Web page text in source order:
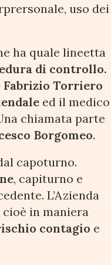
uso dei
ha quale lineetta
di controllo.
Fabrizio Torriero
ed il medico
chiamata parte
Borgomeo.
capoturno.
, capiturno e
L’Azienda
in maniera
contagio e